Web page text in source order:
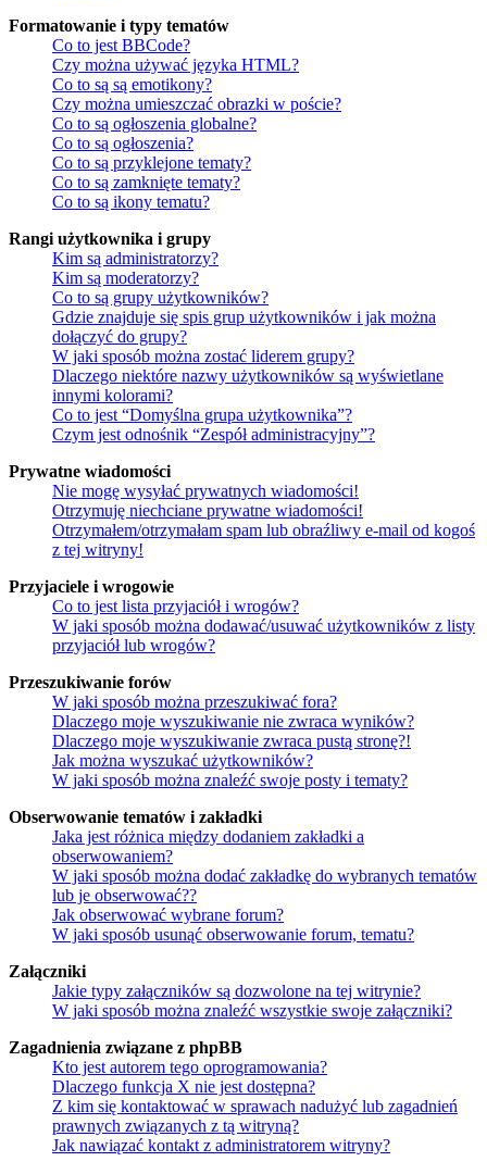
Formatowanie i typy tematów
Co to jest BBCode?
Czy można używać języka HTML?
Co to są są emotikony?
Czy można umieszczać obrazki w poście?
Co to są ogłoszenia globalne?
Co to są ogłoszenia?
Co to są przyklejone tematy?
Co to są zamknięte tematy?
Co to są ikony tematu?
Rangi użytkownika i grupy
Kim są administratorzy?
Kim są moderatorzy?
Co to są grupy użytkowników?
Gdzie znajduje się spis grup użytkowników i jak można
dołączyć do grupy?
W jaki sposób można zostać liderem grupy?
Dlaczego niektóre nazwy użytkowników są wyświetlane
innymi kolorami?
Co to jest “Domyślna grupa użytkownika”?
Czym jest odnośnik “Zespół administracyjny”?
Prywatne wiadomości
Nie mogę wysyłać prywatnych wiadomości!
Otrzymuję niechciane prywatne wiadomości!
Otrzymałem/otrzymałam spam lub obraźliwy e-mail od kogoś
z tej witryny!
Przyjaciele i wrogowie
Co to jest lista przyjaciół i wrogów?
W jaki sposób można dodawać/usuwać użytkowników z listy
przyjaciół lub wrogów?
Przeszukiwanie forów
W jaki sposób można przeszukiwać fora?
Dlaczego moje wyszukiwanie nie zwraca wyników?
Dlaczego moje wyszukiwanie zwraca pustą stronę?!
Jak można wyszukać użytkowników?
W jaki sposób można znaleźć swoje posty i tematy?
Obserwowanie tematów i zakładki
Jaka jest różnica między dodaniem zakładki a
obserwowaniem?
W jaki sposób można dodać zakładkę do wybranych tematów
lub je obserwować??
Jak obserwować wybrane forum?
W jaki sposób usunąć obserwowanie forum, tematu?
Załączniki
Jakie typy załączników są dozwolone na tej witrynie?
W jaki sposób można znaleźć wszystkie swoje załączniki?
Zagadnienia związane z phpBB
Kto jest autorem tego oprogramowania?
Dlaczego funkcja X nie jest dostępna?
Z kim się kontaktować w sprawach nadużyć lub zagadnień
prawnych związanych z tą witryną?
Jak nawiązać kontakt z administratorem witryny?